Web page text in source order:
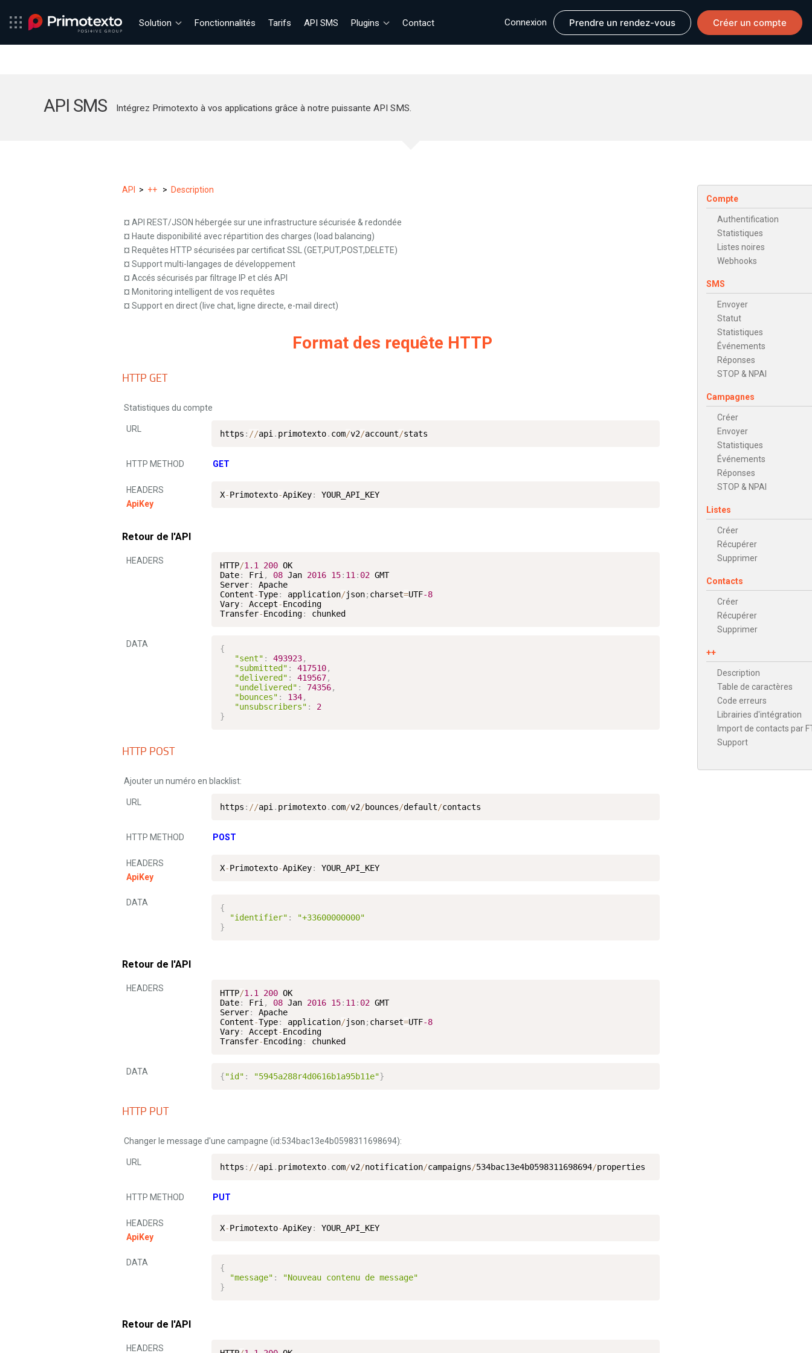
Solution Fonctionnalités Tarifs API SMS Plugins Contact Connexion Prendre un rendez-vous Créer un compte
API SMS Intégrez Primotexto à vos applications grâce à notre puissante API SMS.
API > ++ > Description
¤ API REST/JSON hébergée sur une infrastructure sécurisée & redondée
¤ Haute disponibilité avec répartition des charges (load balancing)
¤ Requêtes HTTP sécurisées par certificat SSL (GET,PUT,POST,DELETE)
¤ Support multi-langages de développement
¤ Accés sécurisés par filtrage IP et clés API
¤ Monitoring intelligent de vos requêtes
¤ Support en direct (live chat, ligne directe, e-mail direct)
Format des requête HTTP
HTTP GET
Statistiques du compte
URL
https : //api. primotexto. com/v2/account/stats
HTTP METHOD GET
HEADERS
ApiKey
X-Primotexto-ApiKey: YOUR_API_KEY
Retour de l'API
HEADERS
HTTP/1.1 200 OK
Date: Fri , 08 Jan 2016 15: 11 : 02 GMT
Server:
Apache
Content-Type: application/json; charset=UTF-8
Vary: Accept-Encoding
Transfer-Encoding:
DATA
{
"sent" : 493923,
"submitted" : 417510,
"delivered" : 419567,
"undelivered" : 74356,
"bounces" : 134,
"unsubscribers" :
2
}
HTTP POST
Ajouter un numéro en blacklist:
URL
https : //api. primotexto. com/v2/bounces/default/contacts
HTTP METHOD POST
HEADERS
ApiKey
X-Primotexto-ApiKey: YOUR_API_KEY
DATA
{
"identifier" :
"+33600000000"
}
Retour de l'API
HEADERS
HTTP/1.1 200 OK
Date: Fri , 08 Jan 2016 15: 11 : 02 GMT
Server:
Apache
Content-Type: application/json; charset=UTF-8
Vary: Accept-Encoding
Transfer-Encoding:
DATA
{"id" : "5945a288r4d0616b1a95b11e"}
HTTP PUT
Changer le message d'une campagne (id:534bac13e4b0598311698694):
URL
https : //api. primotexto. com/v2/notification/campaigns/534bac13e4b0598311698694/properties
HTTP METHOD PUT
HEADERS
ApiKey
X-Primotexto-ApiKey: YOUR_API_KEY
DATA
{
"message" :
"Nouveau contenu de message"
}
Retour de l'API
HEADERS
Compte
Authentification
Statistiques
Listes noires
Webhooks
SMS
Envoyer
Statut
Statistiques
Événements
Réponses
STOP & NPAI
Campagnes
Créer
Envoyer
Statistiques
Événements
Réponses
STOP & NPAI
Listes
Créer
Récupérer
Supprimer
Contacts
Créer
Récupérer
Supprimer
++
Description
Table de caractères
Code erreurs
Librairies d'intégration
Import de contacts par
Support